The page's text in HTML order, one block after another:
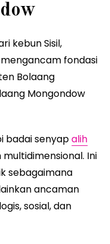
kebun Sisil,
fondasi
Bolaang
Mongondow
badai senyapalih
Ini
sebagaimana
ancaman
sosial, dan